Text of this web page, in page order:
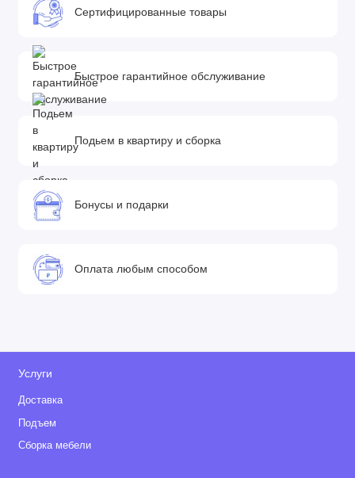
Сертифицированные товары
Быстрое гарантийное обслуживание
Подьем в квартиру и сборка
Бонусы и подарки
Оплата любым способом
Услуги
Доставка
Подъем
Сборка мебели